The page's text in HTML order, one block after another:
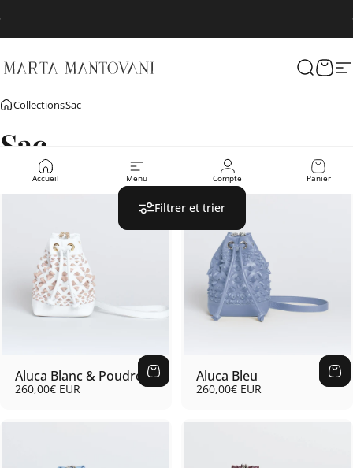
Marta Mantovani
Accueil Menu Compte Panier
CollectionsSac
Sac
Filtrer et trier
Aluca Blanc & Poudre
260,00€ EUR
Aluca Bleu
260,00€ EUR